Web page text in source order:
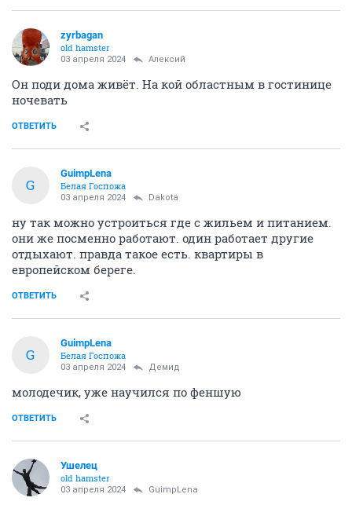
zyrbagan
old hamster
03 апреля 2024 Алексий
Он поди дома живёт. На кой областным в гостинице
ночевать
ОТВЕТИТЬ
G
GuimpLena
Белая Госпожа
03 апреля 2024 Dаkota
ну так можно устроиться где с жильем и питанием.
они же посменно работают. один работает другие
отдыхают. правда такое есть. квартиры в
европейском береге.
ОТВЕТИТЬ
G
GuimpLena
Белая Госпожа
03 апреля 2024 Демид
молодечик, уже научился по феншую
ОТВЕТИТЬ
Ушелец
old hamster
03 апреля 2024 GuimpLena